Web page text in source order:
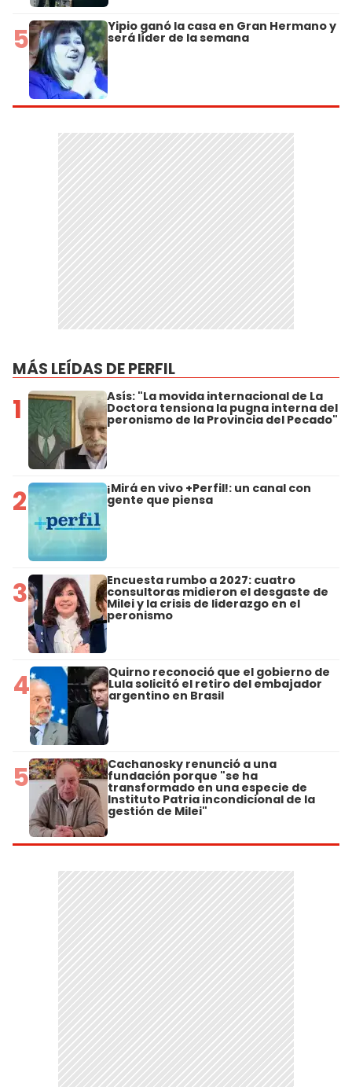
5 Yipio ganó la casa en Gran Hermano y
será líder de la semana
MÁS LEÍDAS DE PERFIL
1 Asís: "La movida internacional de La
Doctora tensiona la pugna interna del
peronismo de la Provincia del Pecado"
2 ¡Mirá en vivo +Perfil!: un canal con
gente que piensa
3 Encuesta rumbo a 2027: cuatro
consultoras midieron el desgaste de
Milei y la crisis de liderazgo en el
peronismo
4 Quirno reconoció que el gobierno de
Lula solicitó el retiro del embajador
argentino en Brasil
5 Cachanosky renunció a una
fundación porque "se ha
transformado en una especie de
Instituto Patria incondicional de la
gestión de Milei"